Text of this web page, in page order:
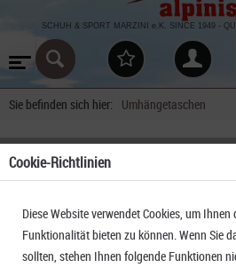
SCHUH & SPORT MARZINI e.K. SINCE 1949 -
Sie befinden sich hier: Umhängetaschen
Cookie-Richtlinien
Diese Website verwendet Cookies, um
Funktionalität bieten zu können. Wenn Sie
sollten, stehen Ihnen folgende Funktionen